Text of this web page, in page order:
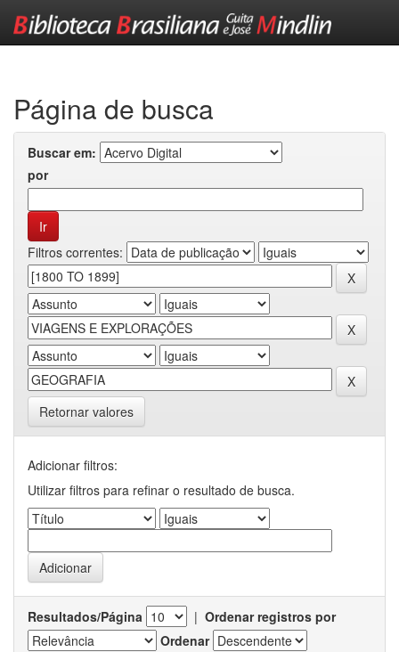
Página de busca
Buscar em:
por
Filtros correntes:
Retornar valores
Adicionar filtros:
Utilizar filtros para refinar o resultado de busca.
Resultados/Página | Ordenar registros por
Ordenar